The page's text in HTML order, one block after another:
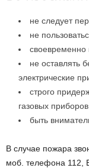
не следует
не
своевременно
не оставлять
электрические
строго
газовых
быть
В случае пожара
моб. телефона 112,